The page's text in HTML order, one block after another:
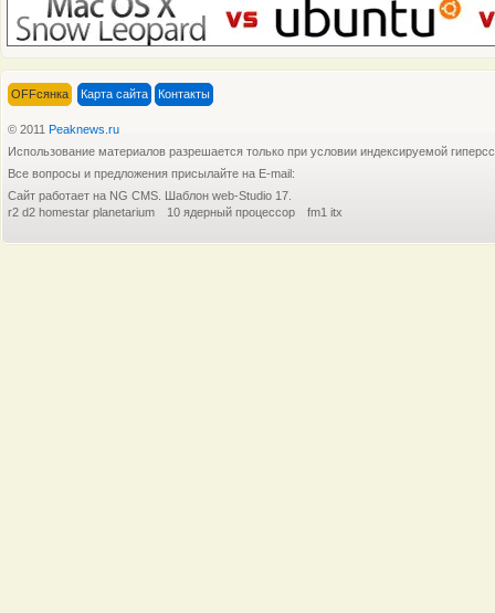
не тонет», - поговорка, вполне
OFFсянка Карта сайта Контакты
© 2011 Peaknews.ru
Использование материалов разрешается только при условии индексируемой
Все вопросы и предложения присылайте на E-mail:
Сайт работает на NG CMS. Шаблон web-Studio 17.
r2 d2 homestar planetarium
10 ядерный процессор fm1 itx